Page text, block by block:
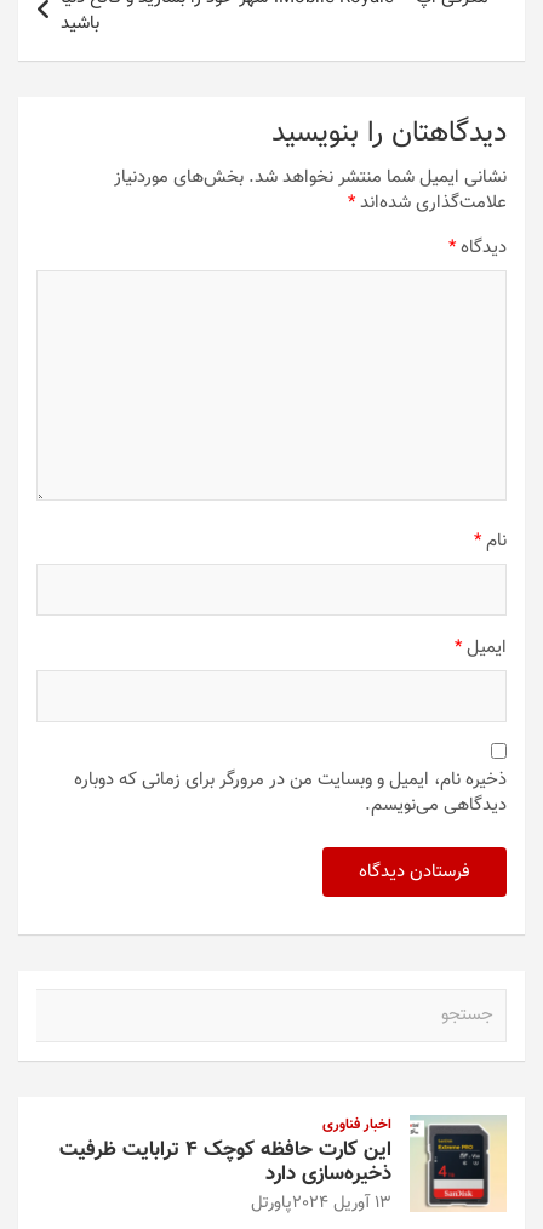
باشید
دیدگاهتان را بنویسید
نشانی ایمیل شما منتشر نخواهد شد. بخش‌های موردنیاز
علامت‌گذاری شده‌اند*
دیدگاه*
نام*
ایمیل*
ذخیره نام، ایمیل و وبسایت من در مرورگر برای زمانی که دوباره
دیدگاهی می‌نویسم.
اخبار فناوری
این کارت حافظه کوچک ۴ ترابایت ظرفیت
ذخیره‌سازی دارد
13 آوریل 2024 پاورتل